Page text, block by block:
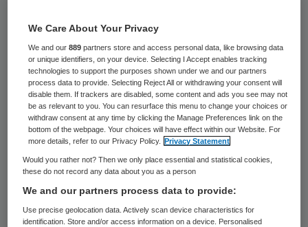
omdat ze tijdens een bedrijfsuitje drugs
hebben gebruikt. Dat liet de instelling
woensdag weten.
In De Woenselse Poort behandelt cliënten
die daar na een straf-of civielrechtelijke
maatregel terecht zijn gekomen. De
instelling liet een paar weken geleden een
dat er tijdens het uitje drugs waren
We Care About Your Privacy
We and our889 partners store and access personal data, like browsing data
or unique identifiers, on your device. Selecting I Accept enables tracking
technologies to support the purposes shown under we and our partners
process data to provide. Selecting Reject All or withdrawing your consent will
disable them. If trackers are disabled, some content and ads you see may not
be as relevant to you. You can resurface this menu to change your choices or
withdraw consent at any time by clicking the Manage Preferences link on the
bottom of the webpage. Your choices will have effect within our Website. For
more details, refer to our Privacy Policy.
Privacy Statement
Would you rather not? Then we only place essential and statistical cookies,
these do not record any data about you as a person
We and our partners process data to provide:
Use precise geolocation data. Actively scan device characteristics for
identification. Store and/or access information on a device. Personalised